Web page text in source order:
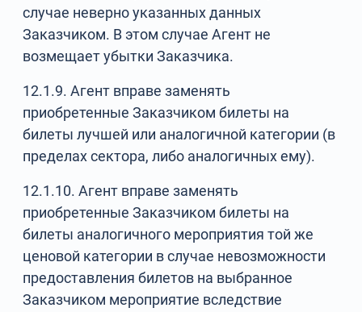
случае неверно указанных данных
Заказчиком. В этом случае Агент не
возмещает убытки Заказчика.
12.1.9. Агент вправе заменять
приобретенные Заказчиком билеты на
билеты лучшей или аналогичной категории (в
пределах сектора, либо аналогичных ему).
12.1.10. Агент вправе заменять
приобретенные Заказчиком билеты на
билеты аналогичного мероприятия той же
ценовой категории в случае невозможности
предоставления билетов на выбранное
Заказчиком мероприятие вследствие